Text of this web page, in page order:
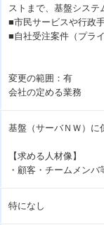
ストまで、基盤システ
■市民サービスや行政
■自社受注案件（プラ
変更の範囲：有
会社の定める業務
基盤（サーバＮＷ）に
【求める人材像】
・顧客・チームメン
特になし